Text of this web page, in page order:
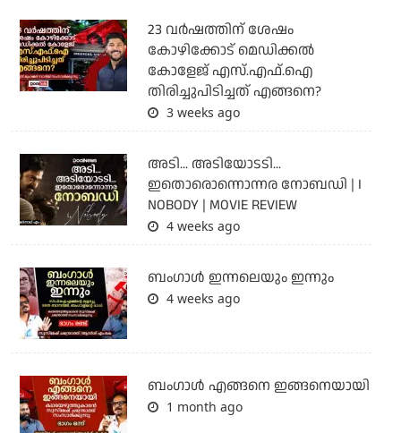
23 വർഷത്തിന് ശേഷം
കോഴിക്കോട് മെഡിക്കൽ
കോളേജ് എസ്.എഫ്.ഐ
തിരിച്ചുപിടിച്ചത് എങ്ങനെ?
3 weeks ago
അടി... അടിയോടടി...
ഇതൊരൊന്നൊന്നര നോബഡി | I
NOBODY | MOVIE REVIEW
4 weeks ago
ബംഗാള്‍ ഇന്നലെയും ഇന്നും
4 weeks ago
ബം​ഗാൾ എങ്ങനെ ഇങ്ങനെയായി
1 month ago